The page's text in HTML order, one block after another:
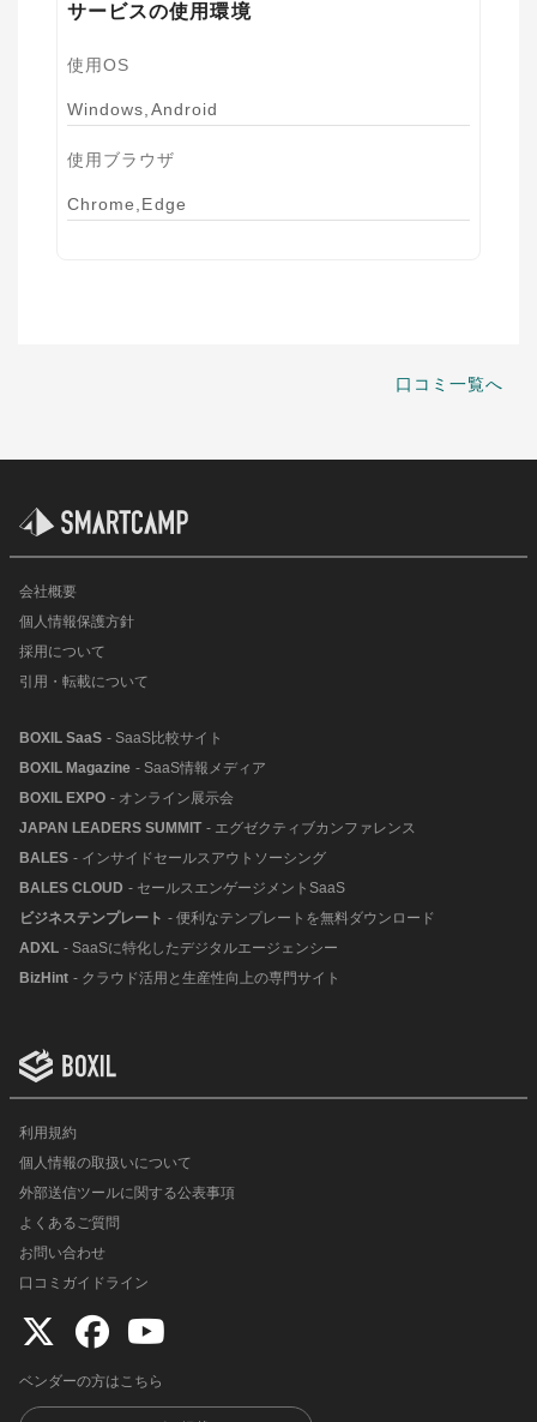
サービスの使用環境
使用OS
Windows,Android
使用ブラウザ
Chrome,Edge
口コミ一覧へ
会社概要
個人情報保護方針
採用について
引用・転載について
BOXIL SaaS - SaaS比較サイト
BOXIL Magazine - SaaS情報メディア
BOXIL EXPO - オンライン展示会
JAPAN LEADERS SUMMIT - エグゼクティブカンファレンス
BALES - インサイドセールスアウトソーシング
BALES CLOUD - セールスエンゲージメントSaaS
ビジネステンプレート - 便利なテンプレートを無料ダウンロード
ADXL - SaaSに特化したデジタルエージェンシー
BizHint - クラウド活用と生産性向上の専門サイト
利用規約
個人情報の取扱いについて
外部送信ツールに関する公表事項
よくあるご質問
お問い合わせ
口コミガイドライン
ベンダーの方はこちら